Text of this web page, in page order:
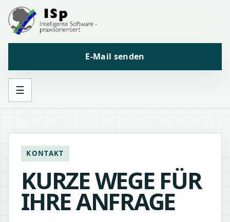
E-Mail senden
☰
KONTAKT
KURZE WEGE FÜR
IHRE ANFRAGE